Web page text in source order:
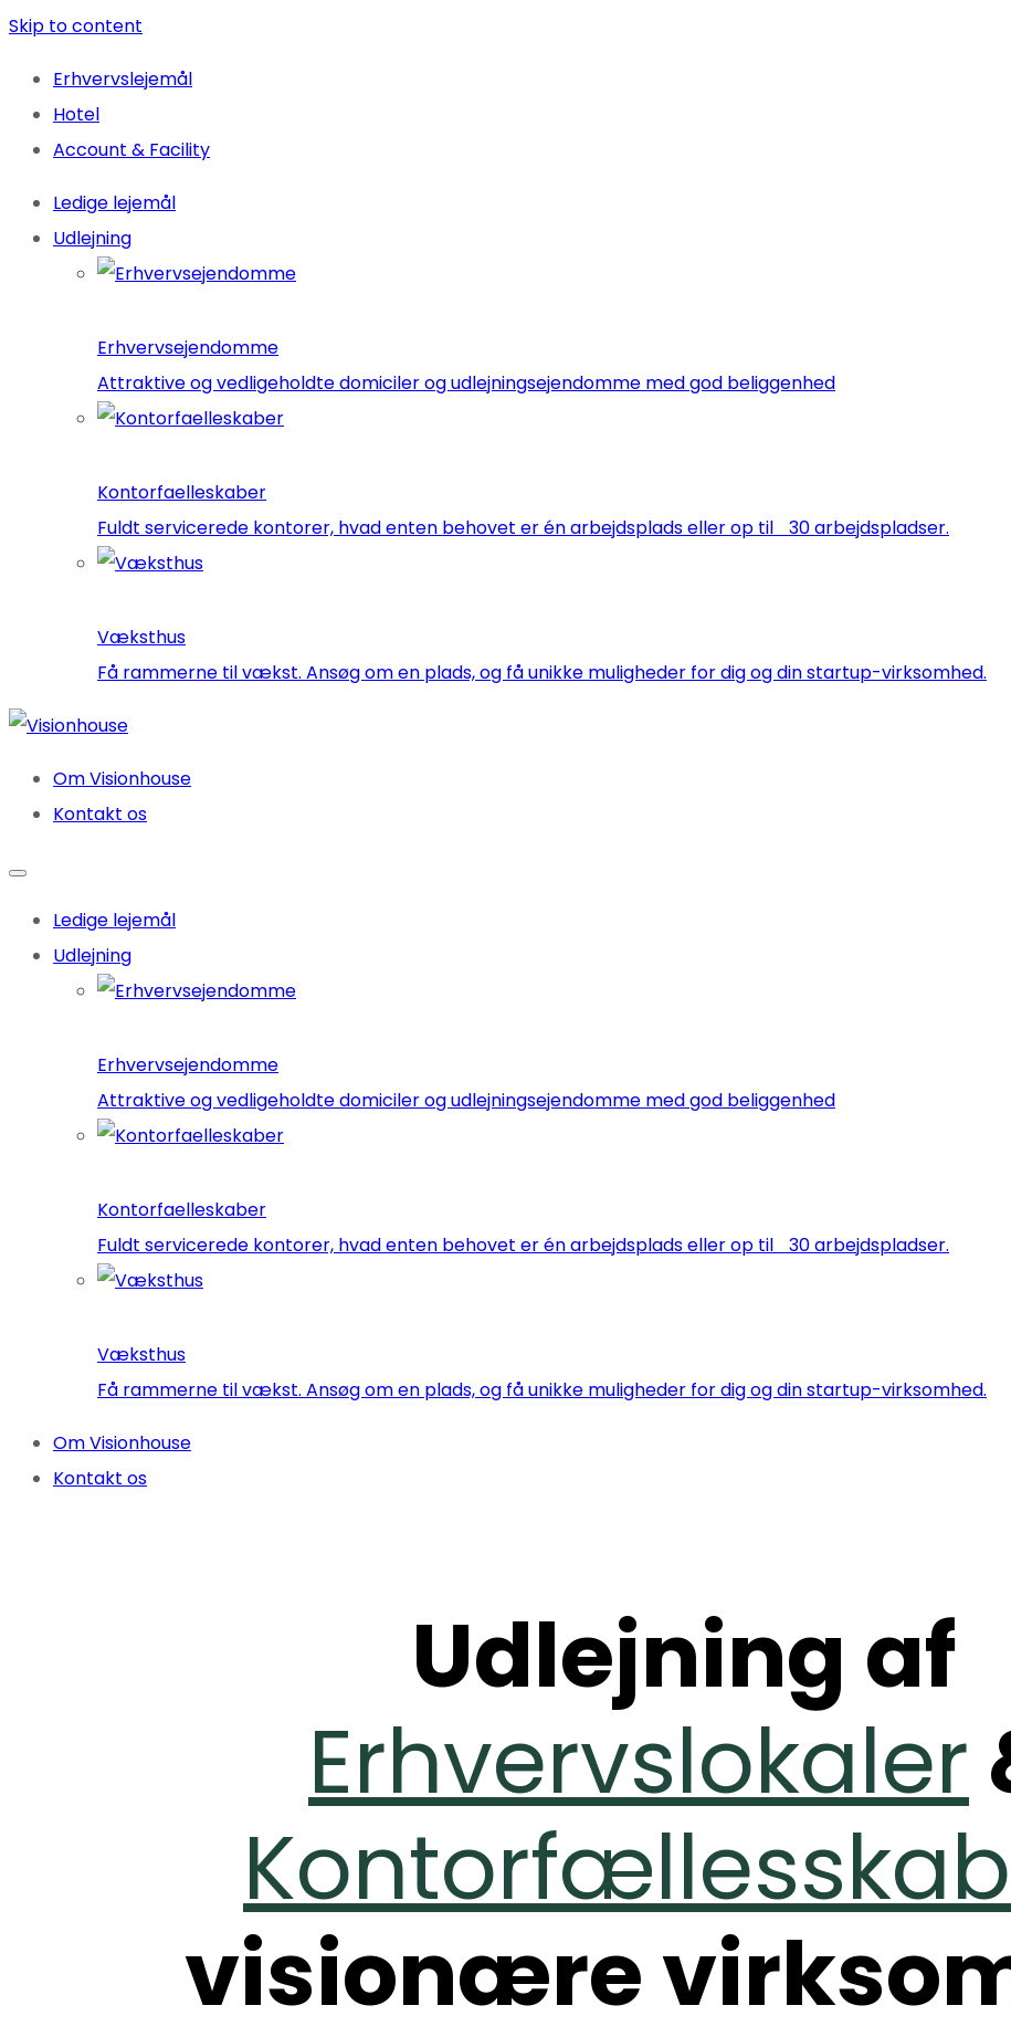
Skip to content
Erhvervslejemål
Hotel
Account & Facility
Ledige lejemål
Udlejning
Erhvervsejendomme
Attraktive og vedligeholdte domiciler og udlejningsejendomme med god beliggenhed
Kontorfaelleskaber
Fuldt servicerede kontorer, hvad enten behovet er én arbejdsplads eller op til 30 arbejdspladser.
Væksthus
Få rammerne til vækst. Ansøg om en plads, og få unikke muligheder for dig og din startup-virksomhed.
Om Visionhouse
Kontakt os
Ledige lejemål
Udlejning
Erhvervsejendomme
Attraktive og vedligeholdte domiciler og udlejningsejendomme med god beliggenhed
Kontorfaelleskaber
Fuldt servicerede kontorer, hvad enten behovet er én arbejdsplads eller op til 30 arbejdspladser.
Væksthus
Få rammerne til vækst. Ansøg om en plads, og få unikke muligheder for dig og din startup-virksomhed.
Om Visionhouse
Kontakt os
Udlejning af
Erhvervslokaler
visionære